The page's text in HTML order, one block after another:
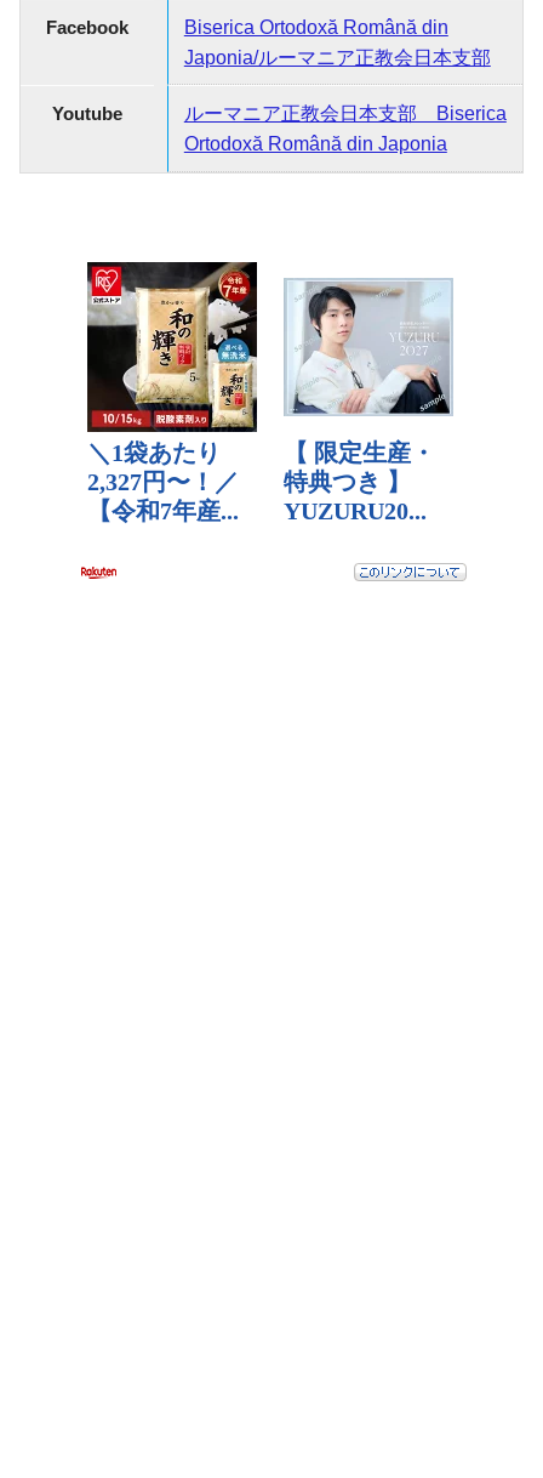
Facebook
Biserica Ortodoxă Română din
Japonia/ルーマニア正教会日本支部
Youtube
ルーマニア正教会日本支部 Biserica
Ortodoxă Română din Japonia